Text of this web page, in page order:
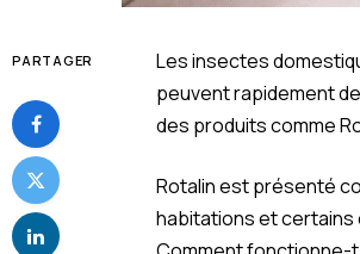
PARTAGER
Les insectes
peuvent rapidement
des produits comme
Rotalin est présenté
habitations et certains